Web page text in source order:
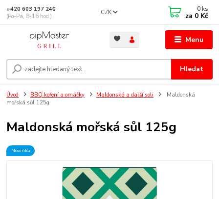
Menu
CZK
Hledat
+420 603 197 240
(Po-Pá, 8-16 hod.)
0 ks
za 0 Kč
Úvod BBQ koření a omáčky Maldonská a další soli
Maldonská
mořská sůl 125g
Maldonská mořská sůl 125g
Novinka